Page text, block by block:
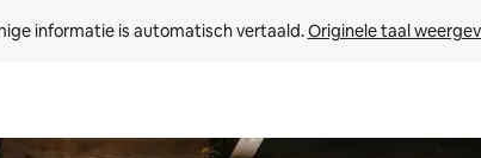
informatie is automatisch vertaald. Originele taal